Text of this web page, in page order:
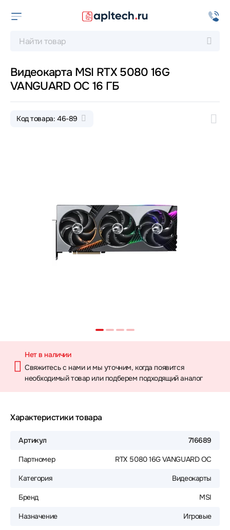
Видеокарта MSI RTX 5080 16G
VANGUARD OC 16 ГБ
Код товара: 46-89
Нет в наличии
Свяжитесь с нами и мы уточним, когда появится
необходимый товар или подберем подходящий аналог
Характеристики товара
Артикул 716689
Партномер RTX 5080 16G VANGUARD OC
Категория Видеокарты
Бренд MSI
Назначение Игровые